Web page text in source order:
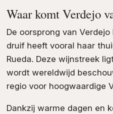
Waar komt Verdejo
De oorsprong van
druif heeft vooral haar
Rueda. Deze wijnstreek
wordt wereldwijd
regio voor hoogwaardige
Dankzij warme dagen en